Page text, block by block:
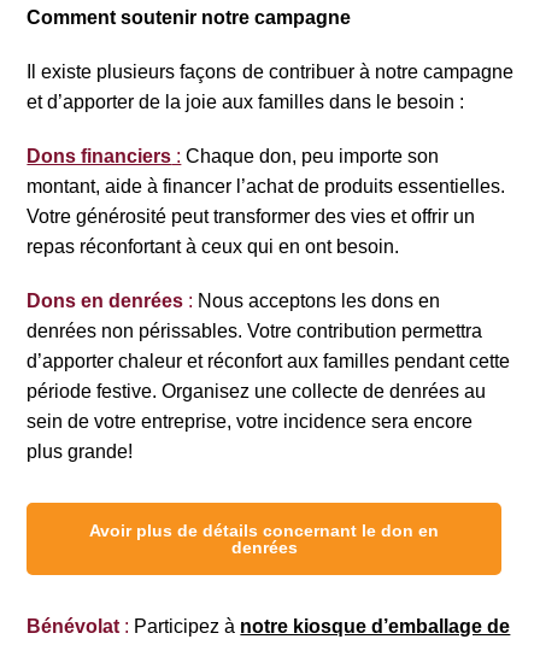
Comment soutenir notre campagne
Il existe plusieurs façons de contribuer à notre campagne
et d’apporter de la joie aux familles dans le besoin :
Dons financiers : Chaque don, peu importe son
montant, aide à financer l’achat de produits essentielles.
Votre générosité peut transformer des vies et offrir un
repas réconfortant à ceux qui en ont besoin.
Dons en denrées : Nous acceptons les dons en
denrées non périssables. Votre contribution permettra
d’apporter chaleur et réconfort aux familles pendant cette
période festive. Organisez une collecte de denrées au
sein de votre entreprise, votre incidence sera encore
plus grande!
Avoir plus de détails concernant le don en
denrées
Bénévolat : Participez à notre kiosque d’emballage de